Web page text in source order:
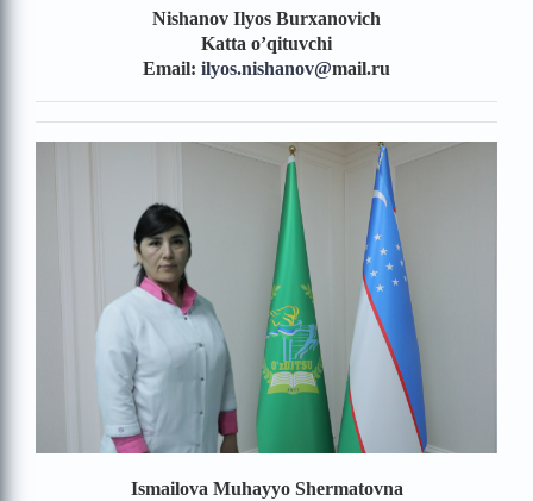
Nishanov Ilyos Burxanovich
Katta o’qituvchi
Email: ilyos.nishanov@mail.ru
Ismailova Muhayyo Shermatovna